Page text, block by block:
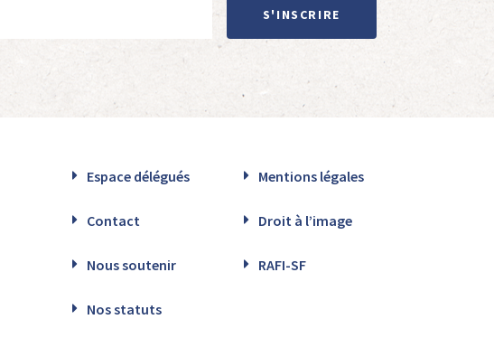
S'INSCRIRE
Espace délégués Mentions légales
Contact Droit à l’image
Nous soutenir RAFI-SF
Nos statuts